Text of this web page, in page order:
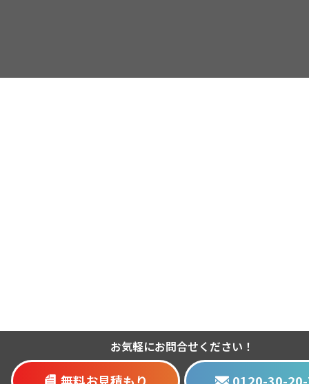
お気軽にお問合せください！